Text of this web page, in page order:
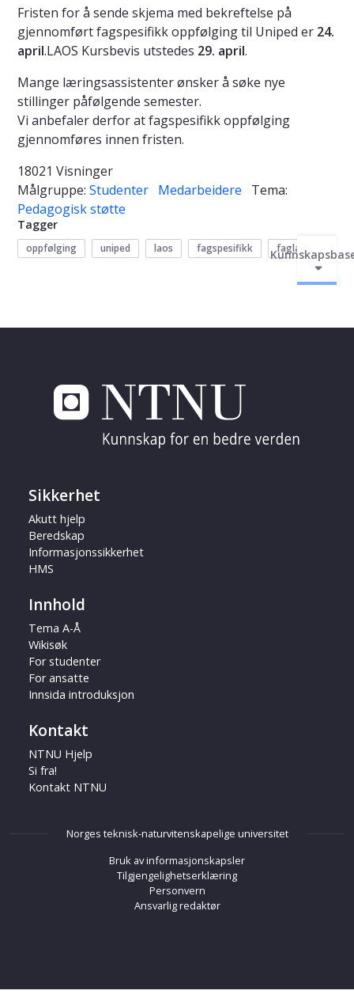
Fristen for å sende skjema med bekreftelse på
gjennomført fagspesifikk oppfølging til Uniped er 24.
april.LAOS Kursbevis utstedes 29. april.
Mange læringsassistenter ønsker å søke nye
stillinger påfølgende semester.
Vi anbefaler derfor at fagspesifikk oppfølging
gjennomføres innen fristen.
18021 Visninger
Målgruppe: Studenter Medarbeidere
Tema:
Pedagogisk støtte
Tagger
oppfølging uniped laos fagspesifikk faglærere
Sikkerhet
Akutt hjelp
Beredskap
Informasjonssikkerhet
HMS
Innhold
Tema A-Å
Wikisøk
For studenter
For ansatte
Innsida introduksjon
Kontakt
NTNU Hjelp
Si fra!
Kontakt NTNU
Norges teknisk-naturvitenskapelige universitet
Bruk av informasjonskapsler
Tilgjengelighetserklæring
Personvern
Ansvarlig redaktør